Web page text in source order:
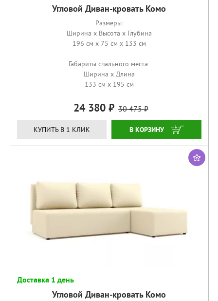
Угловой Диван-кровать Комо
Размеры:
Ширина x Высота x Глубина
196 см x 75 см x 133 см
Габариты спального места:
Ширина x Длина
133 см x 195 см
24 380 30 475
КУПИТЬ В 1 КЛИК КУПИТЬ
Доставка 1 день
Угловой Диван-кровать Комо